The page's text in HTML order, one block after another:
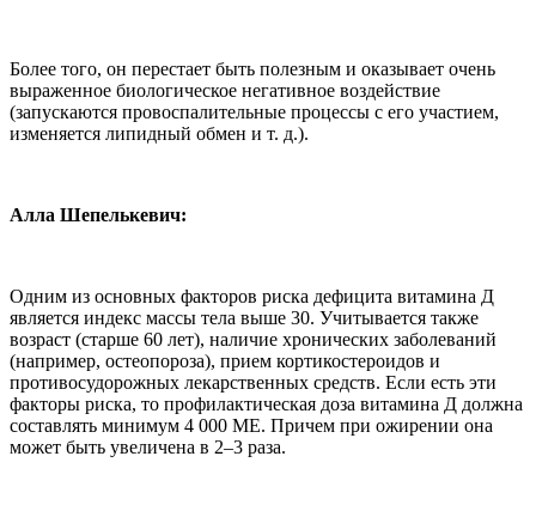
Более того, он перестает быть полезным и оказывает очень
выраженное биологическое негативное воздействие
(запускаются провоспалительные процессы с его участием,
изменяется липидный обмен и т. д.).
Алла Шепелькевич:
Одним из основных факторов риска дефицита витамина Д
является индекс массы тела выше 30. Учитывается также
возраст (старше 60 лет), наличие хронических заболеваний
(например, остеопороза), прием кортикостероидов и
противосудорожных лекарственных средств. Если есть эти
факторы риска, то профилактическая доза витамина Д должна
составлять минимум 4 000 МЕ. Причем при ожирении она
может быть увеличена в 2–3 раза.